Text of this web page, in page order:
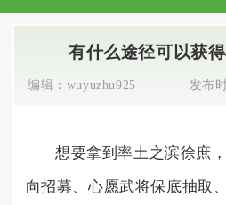
有什么途径可以获
编辑： wuyuzhu925 发布
想要拿到率土之滨徐庶
向招募、心愿武将保底抽取